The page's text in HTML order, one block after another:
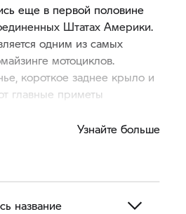
еще в первой половине
Штатах Америки.
одним из самых
мотоциклов.
короткое заднее крыло и
главные приметы
Узнайте больше
название